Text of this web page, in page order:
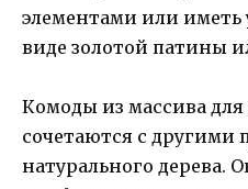
элементами или
виде золотой патины
Комоды из массива
сочетаются с другими
натурального дерева.